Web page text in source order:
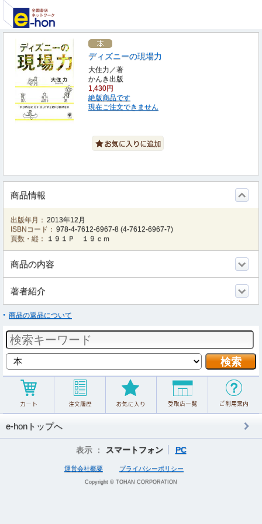
ディズニーの現場力
大住力／著
かんき出版
1,430円
絶版商品です
現在ご注文できません
商品情報
出版年月： 2013年12月
ISBNコード： 978-4-7612-6967-8 (4-7612-6967-7)
頁数・縦：
１９１Ｐ １９ｃｍ
商品の内容
著者紹介
商品の返品について
e-honトップへ
表示 ： スマートフォン PC
運営会社概要 プライバシーポリシー
Copyright © TOHAN CORPORATION